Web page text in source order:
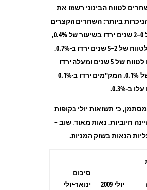
לטווח הבינוני רשמו את
ביותר: השחרים הקצרים
לטווח של 0–2 שנים ירדו בשיעור של 0.4%,
השחריםלטווח של 2–5 שנים ירדו ב-0.7%,
והשחרים לטווח של 5 שנים ומעלה ירדו
בשיעור של 0.1%. המק"מים ירדו ב-0.1%
ב-0.3%.
כי תשואות יולי בקופות
חיוביות, נאות מאוד, שוב –
הנאות בשוק המניות.
יולי 2009
סיכום
ינואר-יולי